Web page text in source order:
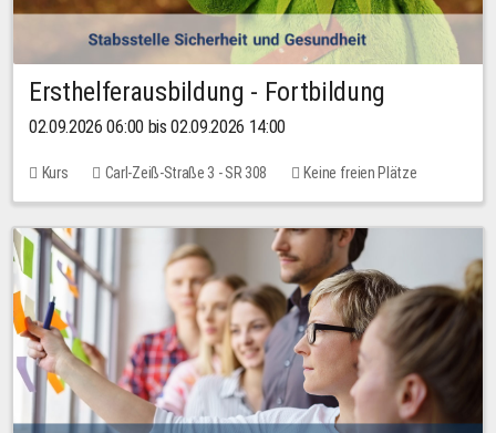
Ersthelferausbildung - Fortbildung
02.09.2026 06:00 bis 02.09.2026 14:00
Kurs Carl-Zeiß-Straße 3 - SR 308 Keine freien Plätze